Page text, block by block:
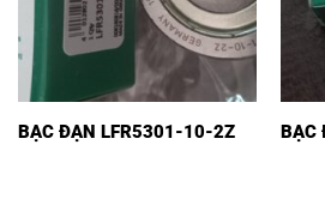
BẠC ĐẠN LFR5301-10-2Z BẠC